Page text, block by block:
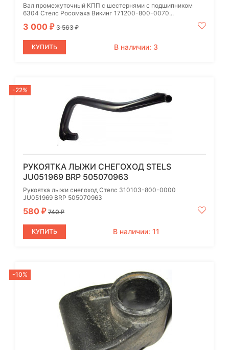
Вал промежуточный КПП с шестернями с подшипником
6304 Cтелс Росомаха Викинг 171200-800-0070...
3 000 ₽ 3 563₽
КУПИТЬ В наличии: 3
-22%
РУКОЯТКА ЛЫЖИ СНЕГОХОД STELS
JU051969 BRP 505070963
Рукоятка лыжи снегоход Стелс 310103-800-0000
JU051969 BRP 505070963
580 ₽ 740₽
КУПИТЬ В наличии: 11
-10%